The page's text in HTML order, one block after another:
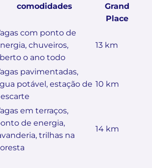
comodidades
Grand
Place
com ponto de
chuveiros,
o ano todo
13 km
pavimentadas,
potável, estação de 10 km
em terraços,
de energia,
trilhas na
14 km